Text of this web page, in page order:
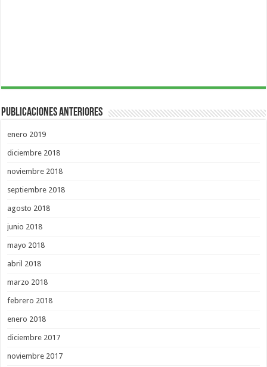
Publicaciones Anteriores
enero 2019
diciembre 2018
noviembre 2018
septiembre 2018
agosto 2018
junio 2018
mayo 2018
abril 2018
marzo 2018
febrero 2018
enero 2018
diciembre 2017
noviembre 2017